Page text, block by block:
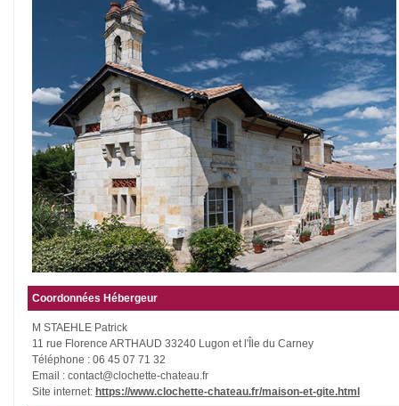
Coordonnées Hébergeur
M STAEHLE Patrick
11 rue Florence ARTHAUD 33240 Lugon et l'Île du Carney
Téléphone : 06 45 07 71 32
Email : contact@clochette-chateau.fr
Site internet: https://www.clochette-chateau.fr/maison-et-gite.html